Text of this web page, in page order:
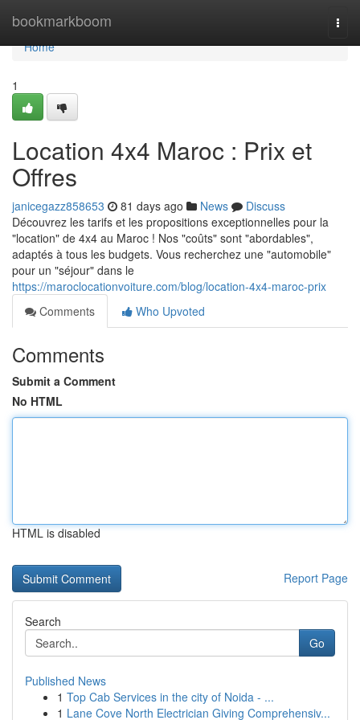
bookmarkboom
Home
Home
1
Location 4x4 Maroc : Prix et
Offres
janicegazz858653 81 days ago News
Discuss
Découvrez les tarifs et les propositions exceptionnelles pour la
"location" de 4x4 au Maroc ! Nos "coûts" sont "abordables",
adaptés à tous les budgets. Vous recherchez une "automobile"
pour un "séjour" dans le
https://maroclocationvoiture.com/blog/location-4x4-maroc-prix
Comments
Who Upvoted
Comments
Submit a Comment
No HTML
HTML is disabled
Report Page
Search
Go
Published News
1 Top Cab Services in the city of Noida - ...
1 Lane Cove North Electrician Giving Comprehensiv...